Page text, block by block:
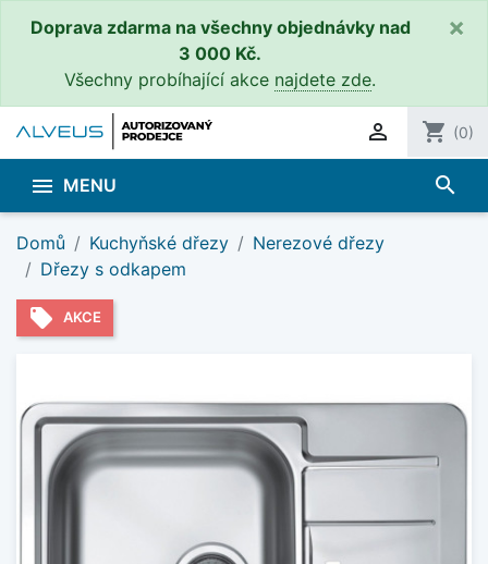
Doprava zdarma na všechny objednávky nad
3 000 Kč.
Všechny probíhající akce najdete zde.
×
 shopping_cart (0)
 MENU search
Domů Kuchyňské dřezy
Nerezové dřezy
Dřezy s odkapem
local_offer AKCE